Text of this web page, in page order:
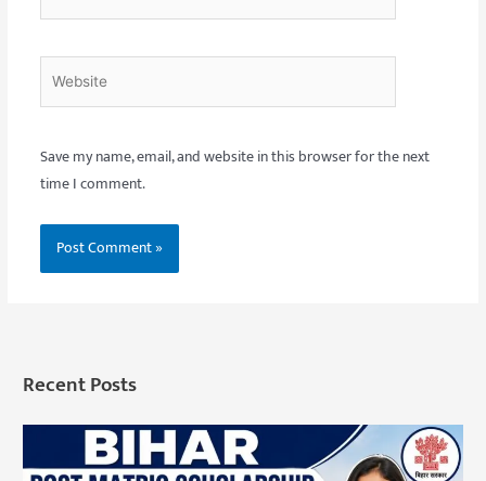
Save my name, email, and website in this browser for the next
time I comment.
Recent Posts